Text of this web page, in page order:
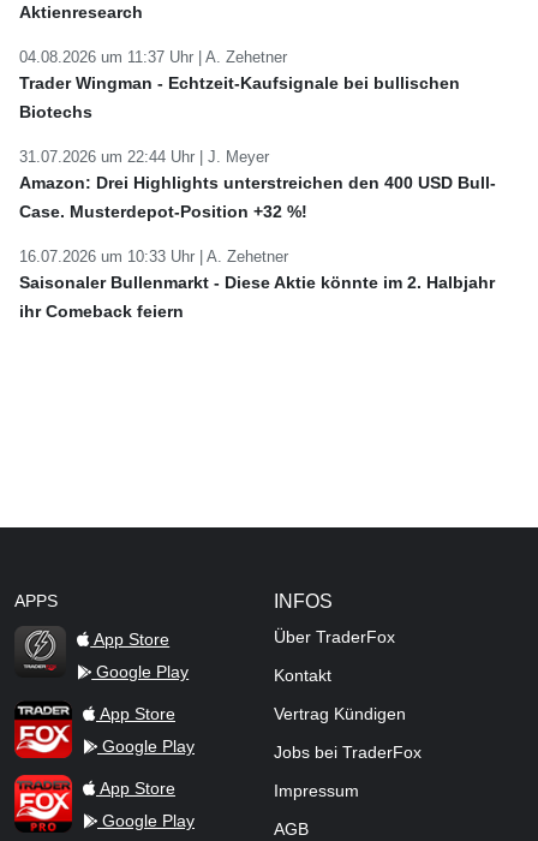
Aktienresearch
04.08.2026 um 11:37 Uhr | A. Zehetner
Trader Wingman - Echtzeit-Kaufsignale bei bullischen
Biotechs
31.07.2026 um 22:44 Uhr | J. Meyer
Amazon: Drei Highlights unterstreichen den 400 USD Bull-
Case. Musterdepot-Position +32 %!
16.07.2026 um 10:33 Uhr | A. Zehetner
Saisonaler Bullenmarkt - Diese Aktie könnte im 2. Halbjahr
ihr Comeback feiern
APPS
TraderFox Flash
App Store
Google Play
TraderFox AppApp Store
Google Play
TraderFox ProApp Store
Google Play
INFOS
Über TraderFox
Kontakt
Vertrag Kündigen
Jobs bei TraderFox
Impressum
AGB